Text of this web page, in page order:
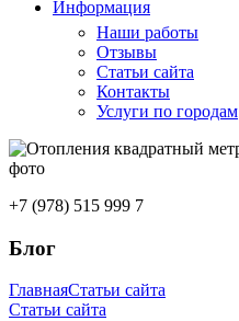
Информация
Наши работы
Отзывы
Статьи сайта
Контакты
Услуги по городам
+7 (978) 515 999 7
Блог
ГлавнаяСтатьи сайта
Статьи сайта